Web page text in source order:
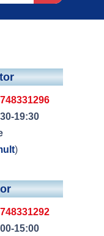
19:30
)
15:00